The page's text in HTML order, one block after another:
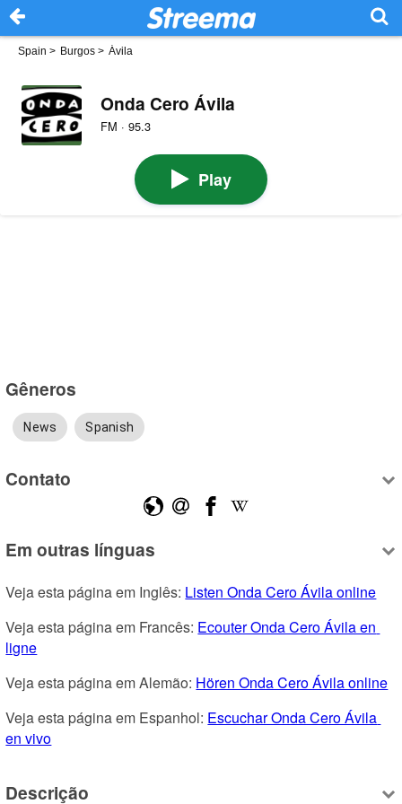
Spain > Burgos > Ávila
Onda Cero Ávila
FM · 95.3
Play
Gêneros
News Spanish
Contato
Em outras línguas
Veja esta página em Inglês: Listen Onda Cero Ávila online
Veja esta página em Francês: Ecouter Onda Cero Ávila en
ligne
Veja esta página em Alemão: Hören Onda Cero Ávila online
Veja esta página em Espanhol: Escuchar Onda Cero Ávila
en vivo
Descrição